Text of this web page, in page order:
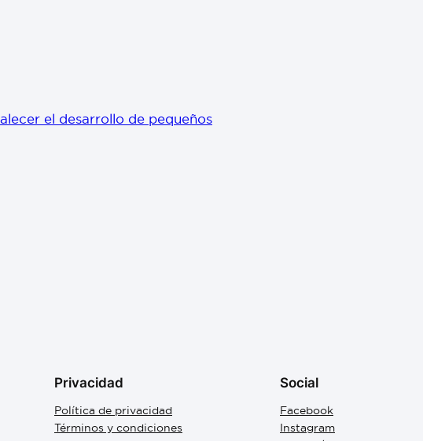
el desarrollo de pequeños
Privacidad
Política de privacidad
Términos y condiciones
Social
Facebook
Instagram